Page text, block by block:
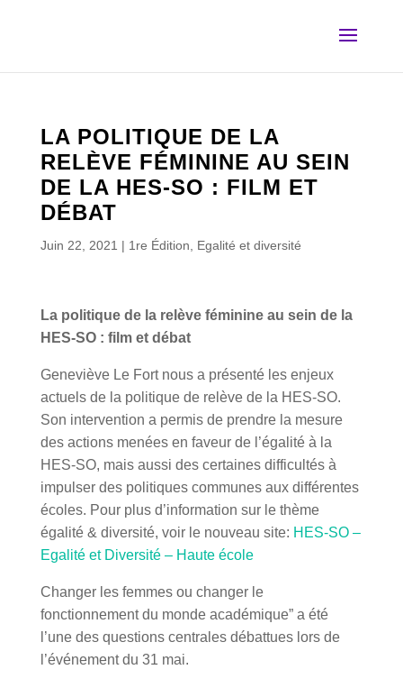
LA POLITIQUE DE LA
RELÈVE FÉMININE AU SEIN
DE LA HES-SO : FILM ET
DÉBAT
Juin 22, 2021 | 1re Édition Egalité et diversité
La politique de la relève féminine au sein de la
HES-SO : film et débat
Geneviève Le Fort nous a présenté les enjeux
actuels de la politique de relève de la HES-SO.
Son intervention a permis de prendre la mesure
des actions menées en faveur de l’égalité à la
HES-SO, mais aussi des certaines difficultés à
impulser des politiques communes aux différentes
écoles. Pour plus d’information sur le thème
égalité & diversité, voir le nouveau site: HES-SO –
Egalité et Diversité – Haute école
Changer les femmes ou changer le
fonctionnement du monde académique” a été
l’une des questions centrales débattues lors de
l’événement du 31 mai.